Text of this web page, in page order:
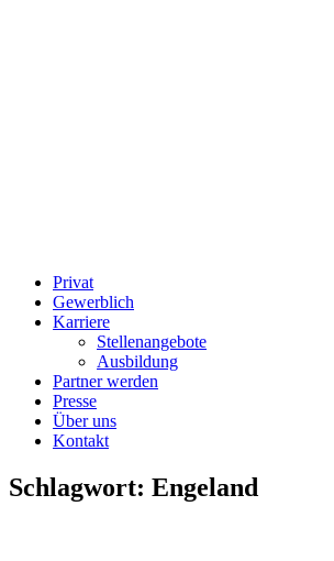
Privat
Gewerblich
Karriere
Stellenangebote
Ausbildung
Partner werden
Presse
Über uns
Kontakt
Schlagwort: Engeland